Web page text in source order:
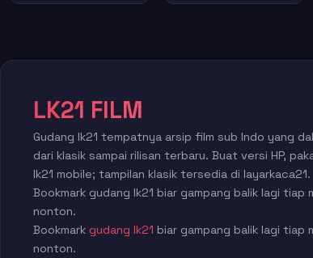
LK21 FILM
Gudang lk21 tempatnya arsip film sub Indo yang
dari klasik sampai rilisan terbaru. Buat versi HP,
lk21 mobile; tampilan klasik tersedia di layarkaca21.
Bookmark gudang lk21 biar gampang balik lagi tiap
nonton.
Bookmark gudang lk21 biar gampang balik lagi tiap
nonton.